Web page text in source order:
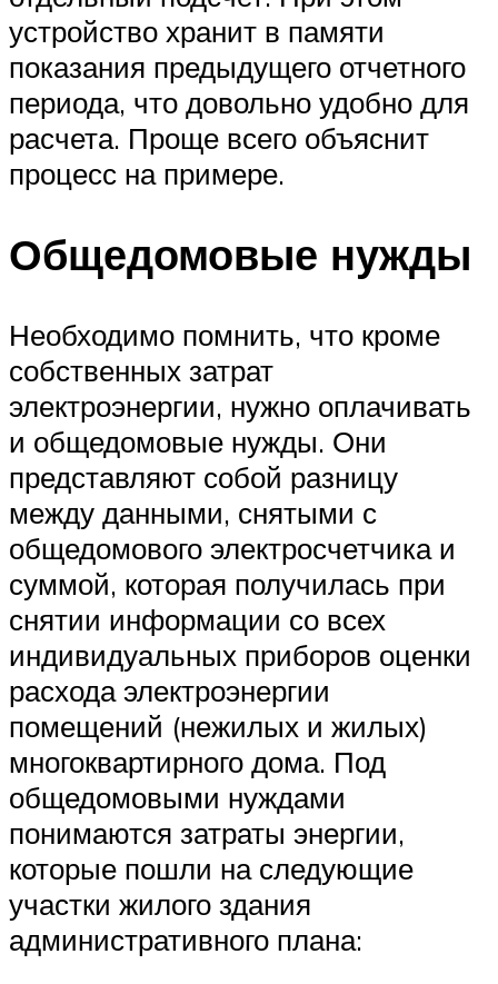
устройство хранит в памяти
показания предыдущего отчетного
периода, что довольно удобно для
расчета. Проще всего объяснит
процесс на примере.
Общедомовые нужды
Необходимо помнить, что кроме
собственных затрат
электроэнергии, нужно оплачивать
и общедомовые нужды. Они
представляют собой разницу
между данными, снятыми с
общедомового электросчетчика и
суммой, которая получилась при
снятии информации со всех
индивидуальных приборов оценки
расхода электроэнергии
помещений (нежилых и жилых)
многоквартирного дома. Под
общедомовыми нуждами
понимаются затраты энергии,
которые пошли на следующие
участки жилого здания
административного плана: